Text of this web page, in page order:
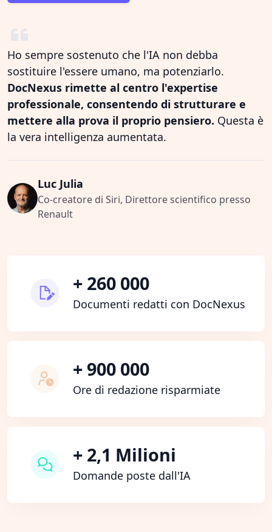
Ho sempre sostenuto che l'IA non debba
sostituire l'essere umano, ma potenziarlo.
DocNexus rimette al centro l'expertise
professionale, consentendo di strutturare e
mettere alla prova il proprio pensiero. Questa è
la vera intelligenza aumentata.
Luc Julia
Co-creatore di Siri, Direttore scientifico presso
Renault
+ 260 000
Documenti redatti con DocNexus
+ 900 000
Ore di redazione risparmiate
+ 2,1 Milioni
Domande poste dall'IA